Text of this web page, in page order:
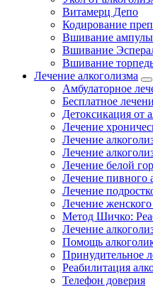
Витамерц Депо
Кодирование
Вшивание ампулы
Вшивание
Вшивание
Лечение алкоголизма
Амбулаторное
Бесплатное
Детоксикация от
Лечение
Лечение
Лечение
Лечение белой
Лечение пивного
Лечение
Лечение женского
Метод Шичко:
Лечение
Помощь
Принудительное
Реабилитация
Телефон доверия